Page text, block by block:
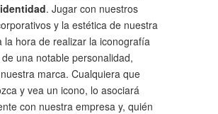
. Jugar con nuestros
y la estética de nuestra
la hora de realizar la iconografía
una notable personalidad,
marca. Cualquiera que
y vea un icono, lo asociará
con nuestra empresa y, quién